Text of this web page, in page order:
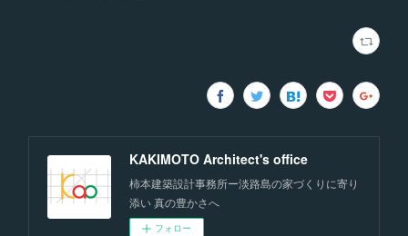
KAKIMOTO Architect's office
柿本建築設計事務所ー淡路島の家づくりに寄り
添い 真の豊かさへ
フォロー